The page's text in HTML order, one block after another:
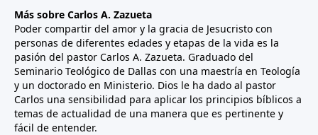
Más sobre Carlos A. Zazueta
Poder compartir del amor y la gracia de Jesucristo con
personas de diferentes edades y etapas de la vida es la
pasión del pastor Carlos A. Zazueta. Graduado del
Seminario Teológico de Dallas con una maestría en Teología
y un doctorado en Ministerio. Dios le ha dado al pastor
Carlos una sensibilidad para aplicar los principios bíblicos a
temas de actualidad de una manera que es pertinente y
fácil de entender.